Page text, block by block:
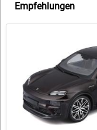
Empfehlungen